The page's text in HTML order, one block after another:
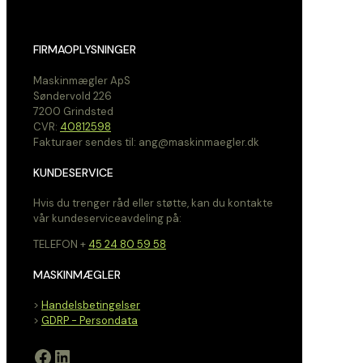
FIRMAOPLYSNINGER
Maskinmægler ApS
Søndervold 226
7200 Grindsted
CVR: 40812598
Fakturaer sendes til: ang@maskinmaegler.dk
KUNDESERVICE
Hvis du trenger råd eller støtte, kan du kontakte
vår kundeserviceavdeling på:
TELEFON + 45 24 80 59 58
MASKINMÆGLER
> Handelsbetingelser
> GDRP - Persondata
Facebook
LinkedIn